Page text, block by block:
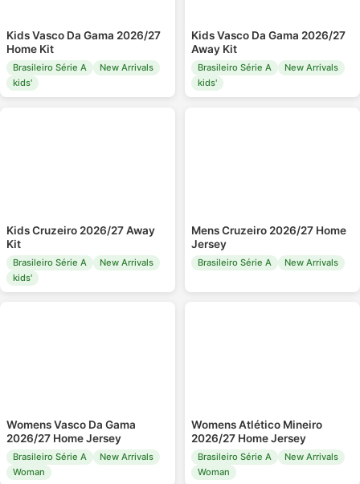
Kids Vasco Da Gama 2026/27
Home Kit
Brasileiro Série A
New Arrivals
kids'
Kids Vasco Da Gama 2026/27
Away Kit
Brasileiro Série A
New Arrivals
kids'
Kids Cruzeiro 2026/27 Away
Kit
Brasileiro Série A
New Arrivals
kids'
Mens Cruzeiro 2026/27 Home
Jersey
Brasileiro Série A New Arrivals
Womens Vasco Da Gama
2026/27 Home Jersey
Brasileiro Série A
New Arrivals
Woman
Womens Atlético Mineiro
2026/27 Home Jersey
Brasileiro Série A
New Arrivals
Woman